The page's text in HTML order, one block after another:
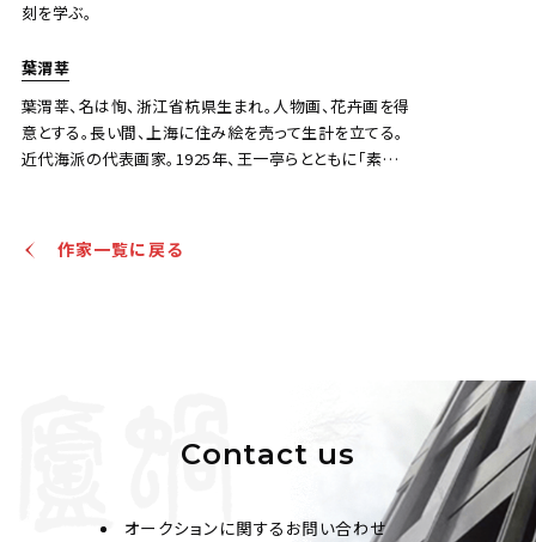
刻を学ぶ。
葉渭莘
葉渭莘、名は恂、浙江省杭県生まれ。人物画、花卉画を得
意とする。長い間、上海に住み絵を売って生計を立てる。
近代海派の代表画家。1925年、王一亭らとともに「素月
結果
公開終了
作家一覧に戻る
Contact us
オークションに関するお問い合わせ